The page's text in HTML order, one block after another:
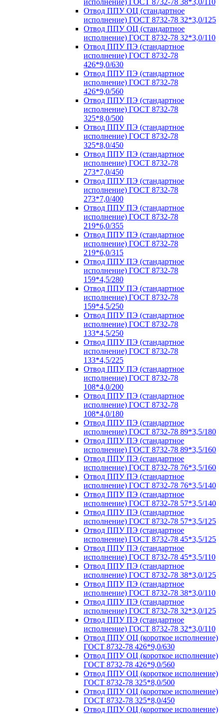
исполнение) ГОСТ 8732-78 38*3,0/110
Отвод ППУ ОЦ (стандартное
исполнение) ГОСТ 8732-78 32*3,0/125
Отвод ППУ ОЦ (стандартное
исполнение) ГОСТ 8732-78 32*3,0/110
Отвод ППУ ПЭ (стандартное
исполнение) ГОСТ 8732-78
426*9,0/630
Отвод ППУ ПЭ (стандартное
исполнение) ГОСТ 8732-78
426*9,0/560
Отвод ППУ ПЭ (стандартное
исполнение) ГОСТ 8732-78
325*8,0/500
Отвод ППУ ПЭ (стандартное
исполнение) ГОСТ 8732-78
325*8,0/450
Отвод ППУ ПЭ (стандартное
исполнение) ГОСТ 8732-78
273*7,0/450
Отвод ППУ ПЭ (стандартное
исполнение) ГОСТ 8732-78
273*7,0/400
Отвод ППУ ПЭ (стандартное
исполнение) ГОСТ 8732-78
219*6,0/355
Отвод ППУ ПЭ (стандартное
исполнение) ГОСТ 8732-78
219*6,0/315
Отвод ППУ ПЭ (стандартное
исполнение) ГОСТ 8732-78
159*4,5/280
Отвод ППУ ПЭ (стандартное
исполнение) ГОСТ 8732-78
159*4,5/250
Отвод ППУ ПЭ (стандартное
исполнение) ГОСТ 8732-78
133*4,5/250
Отвод ППУ ПЭ (стандартное
исполнение) ГОСТ 8732-78
133*4,5/225
Отвод ППУ ПЭ (стандартное
исполнение) ГОСТ 8732-78
108*4,0/200
Отвод ППУ ПЭ (стандартное
исполнение) ГОСТ 8732-78
108*4,0/180
Отвод ППУ ПЭ (стандартное
исполнение) ГОСТ 8732-78 89*3,5/180
Отвод ППУ ПЭ (стандартное
исполнение) ГОСТ 8732-78 89*3,5/160
Отвод ППУ ПЭ (стандартное
исполнение) ГОСТ 8732-78 76*3,5/160
Отвод ППУ ПЭ (стандартное
исполнение) ГОСТ 8732-78 76*3,5/140
Отвод ППУ ПЭ (стандартное
исполнение) ГОСТ 8732-78 57*3,5/140
Отвод ППУ ПЭ (стандартное
исполнение) ГОСТ 8732-78 57*3,5/125
Отвод ППУ ПЭ (стандартное
исполнение) ГОСТ 8732-78 45*3,5/125
Отвод ППУ ПЭ (стандартное
исполнение) ГОСТ 8732-78 45*3,5/110
Отвод ППУ ПЭ (стандартное
исполнение) ГОСТ 8732-78 38*3,0/125
Отвод ППУ ПЭ (стандартное
исполнение) ГОСТ 8732-78 38*3,0/110
Отвод ППУ ПЭ (стандартное
исполнение) ГОСТ 8732-78 32*3,0/125
Отвод ППУ ПЭ (стандартное
исполнение) ГОСТ 8732-78 32*3,0/110
Отвод ППУ ОЦ (короткое исполнение)
ГОСТ 8732-78 426*9,0/630
Отвод ППУ ОЦ (короткое исполнение)
ГОСТ 8732-78 426*9,0/560
Отвод ППУ ОЦ (короткое исполнение)
ГОСТ 8732-78 325*8,0/500
Отвод ППУ ОЦ (короткое исполнение)
ГОСТ 8732-78 325*8,0/450
Отвод ППУ ОЦ (короткое исполнение)